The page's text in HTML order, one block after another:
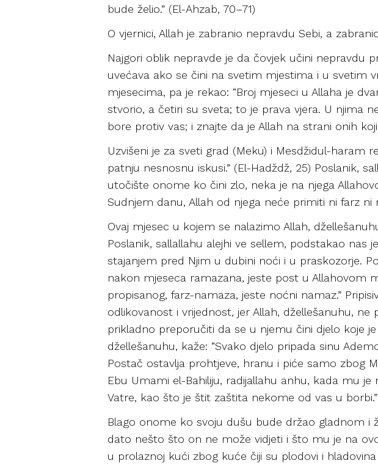
bude želio.” (El-Ahzab, 70–71)
O vjernici, Allah je zabranio nepravdu Sebi, a
Najgori oblik nepravde je da čovjek učini nepravdu
uvećava ako se čini na svetim mjestima i u svetim
mjesecima, pa je rekao: “Broj mjeseci u Allaha je
stvorio, a četiri su sveta; to je prava vjera. U njima
bore protiv vas; i znajte da je Allah na strani onih
Uzvišeni je za sveti grad (Meku) i Mesdžidul-
patnju nesnosnu iskusi.” (El-Hadždž, 25) Poslanik,
utočište onome ko čini zlo, neka je na njega
Sudnjem danu, Allah od njega neće primiti ni farz ni
Ovaj mjesec u kojem se nalazimo Allah,
Poslanik, sallallahu alejhi ve sellem, podstakao
stajanjem pred Njim u dubini noći i u praskozorje.
nakon mjeseca ramazana, jeste post u Allahovom
propisanog, farz-namaza, jeste noćni namaz.”
odlikovanost i vrijednost, jer Allah, džellešanuhu,
prikladno preporučiti da se u njemu čini djelo koje
džellešanuhu, kaže: “Svako djelo pripada sinu
Postač ostavlja prohtjeve, hranu i piće samo zbog
Ebu Umami el-Bahiliju, radijallahu anhu, kada mu
Vatre, kao što je štit zaštita nekome od vas u borbi.”
Blago onome ko svoju dušu bude držao gladnom
dato nešto što on ne može vidjeti i što mu je na
u prolaznoj kući zbog kuće čiji su plodovi i